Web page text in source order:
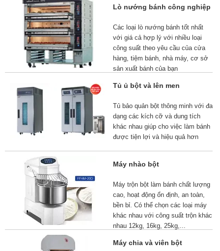
Lò nướng bánh công nghiệp
Các loại lò nướng bánh tốt nhất
với giá cả hợp lý với nhiều loại
công suất theo yêu cầu của cửa
hàng, tiệm bánh, nhà máy, cơ sở
sản xuất bánh của bạn
Tủ ủ bột và lên men
Tủ bảo quản bột thông minh với đa
dạng các kích cỡ và dung tích
khác nhau giúp cho việc làm bánh
được tiện lợi và hiệu quả hơn
Máy nhào bột
Máy trộn bột làm bánh chất lượng
cao, hoạt động ổn định, an toàn,
bền bỉ. Có thể chọn các loại máy
khác nhau với công suất trộn khác
nhau 12kg, 16kg, 25kg,...
Máy chia và viên bột